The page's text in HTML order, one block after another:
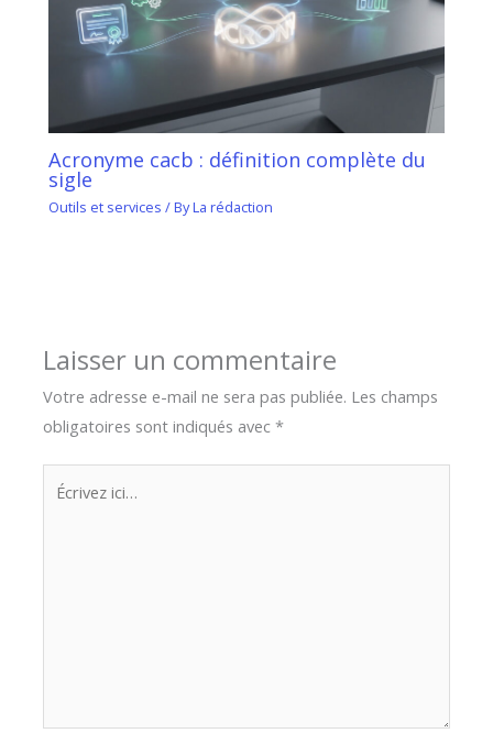
Acronyme cacb : définition complète du
sigle
Outils et services / ByLa rédaction
Laisser un commentaire
Votre adresse e-mail ne sera pas publiée. Les champs
obligatoires sont indiqués avec*
Écrivez